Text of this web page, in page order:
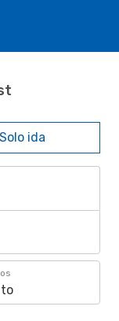
Solo ida